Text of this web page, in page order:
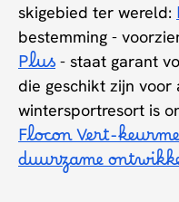
skigebied ter wereld:
bestemming -
Plus - staat garant
die geschikt zijn
wintersportresort is
Flocon Vert-
duurzame